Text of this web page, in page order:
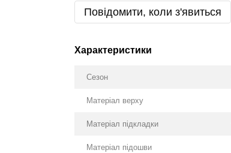
Повідомити, коли з'явиться
Характеристики
Сезон
Матеріал верху
Матеріал підкладки
Матеріал підошви